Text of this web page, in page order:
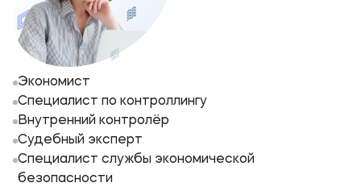
Экономист
Специалист по контроллингу
Внутренний контролёр
Судебный эксперт
Специалист службы экономической
безопасности